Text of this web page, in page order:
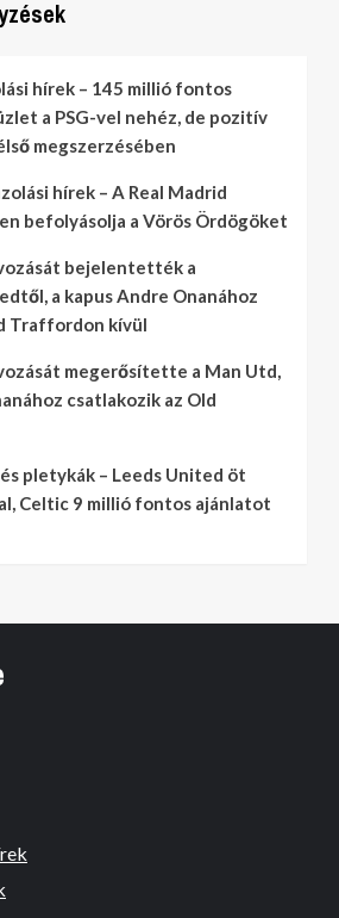
hírek – 145 millió fontos
a PSG-vel nehéz, de pozitív
megszerzésében
hírek – A Real Madrid
befolyásolja a Vörös Ördögöket
bejelentették a
a kapus Andre Onanához
Traffordon kívül
megerősítette a Man Utd,
csatlakozik az Old
pletykák – Leeds United öt
Celtic 9 millió fontos ajánlatot